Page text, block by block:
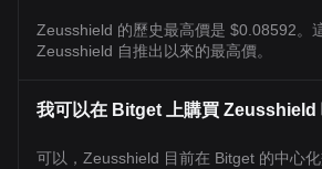
Zeusshield 的歷史最高價是 $0.08592。
Zeusshield 自推出以來的最高價。
我可以在 Bitget 上購買 Zeusshield
可以，Zeusshield 目前在 Bitget 的中心化